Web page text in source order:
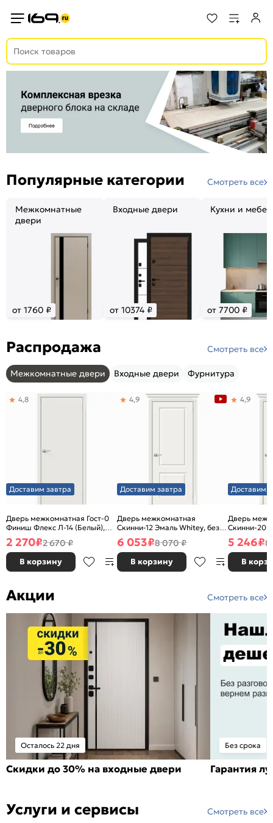
Популярные категории Смотреть все
Межкомнатные
двери
от 1760 ₽
Входные двери
от 10374 ₽
Кухни и
от 7700 ₽
Распродажа Смотреть все
Межкомнатные двери Входные двери Фурнитура
Доставим завтра
Дверь межкомнатная Гост-0
Финиш Флекс Л-14 (Белый),
глухая, каркасно-щитовая
4,8
2 270₽2 670 ₽
В корзину
Доставим завтра
Дверь межкомнатная
Скинни-12 Эмаль Whitey, без
декора, глухая, без стекла,
без кромки, скиновая
4,9
6 053₽8 070 ₽
В корзину
Доставим
Дверь
Скинни-20
декора,
без кромки,
4,9
5 246₽8
В
Акции Смотреть все
Осталось 22 дня
Скидки до 30% на входные двери
Без срока
Гарантия
Услуги и сервисы Смотреть все